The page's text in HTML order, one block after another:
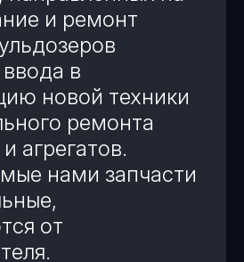
и ремонт
в
новой техники
ремонта
агрегатов.
нами запчасти
от